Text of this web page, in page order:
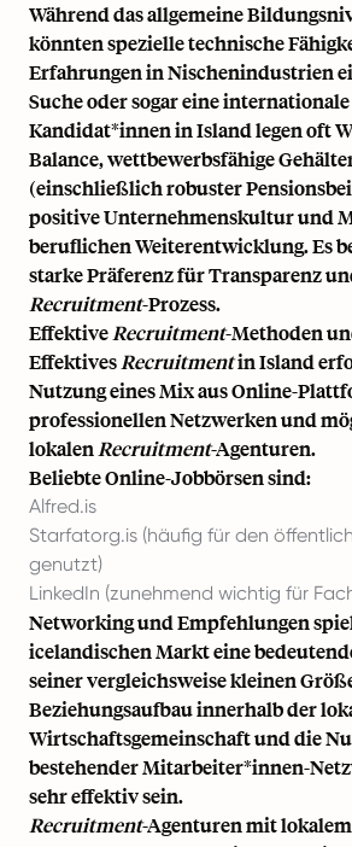
Während das allgemeine
könnten spezielle technische
Erfahrungen in Nischenindustrien
Suche oder sogar eine
Kandidat*innen in Island legen oft
Balance, wettbewerbsfähige
(einschließlich robuster
positive Unternehmenskultur und
beruflichen Weiterentwicklung. Es
starke Präferenz für Transparenz
Recruitment-Prozess.
Effektive Recruitment-Methoden
Effektives Recruitmentin Island
Nutzung eines Mix aus Online-
professionellen Netzwerken und
lokalen Recruitment-Agenturen.
Beliebte Online-Jobbörsen sind:
Alfred.is
Starfatorg.is (häufig für den
genutzt)
LinkedIn (zunehmend wichtig für
Networking und Empfehlungen
icelandischen Markt eine
seiner vergleichsweise kleinen
Beziehungsaufbau innerhalb der
Wirtschaftsgemeinschaft und die
bestehender Mitarbeiter*innen-
sehr effektiv sein.
Recruitment-Agenturen mit